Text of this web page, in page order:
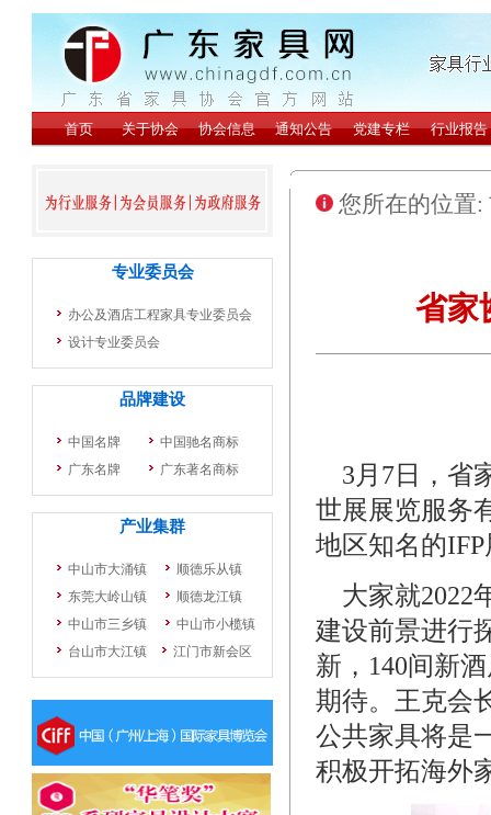
您所在的位置:
省家
3月7日，省
世展展览服务
地区知名的
大家就2022
建设前景进行
新，140间新
期待。王克会
公共家具将是
积极开拓海外